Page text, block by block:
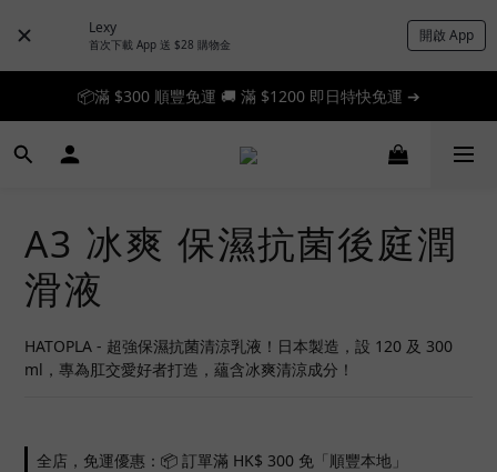
Lexy
首次下載 App 送 $28 購物金 開啟 App
📦滿 $300 順豐免運 🚚 滿 $1200 即日特快免運 ➔
📦滿 $300 順豐免運 🚚 滿 $1200 即日特快免運 ➔
🎉 新人首單享 88 折，快來領券加入！➔
A3 冰爽 保濕抗菌後庭潤
滑液
HATOPLA - 超強保濕抗菌清涼乳液！日本製造，設 120 及 300
ml，專為肛交愛好者打造，蘊含冰爽清涼成分！
全店，免運優惠：📦 訂單滿 HK$ 300 免「順豐本地」